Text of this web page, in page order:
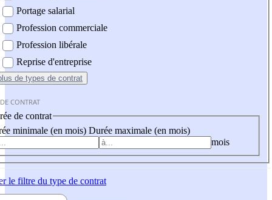
Portage salarial
Profession commerciale
Profession libérale
Reprise d'entreprise
de types de contrat
CONTRAT
de contrat
minimale (en mois) Durée maximale (en mois)
mois
le filtre du type de contrat